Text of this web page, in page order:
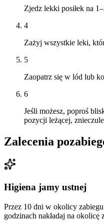
Zjedz lekki posiłek na
4
Zażyj wszystkie leki,
5
Zaopatrz się w lód lub
6
Jeśli możesz, poproś
pozycji leżącej,
Zalecenia
Higiena jamy ustnej
Przez 10 dni w okolicy
godzinach nakładaj na